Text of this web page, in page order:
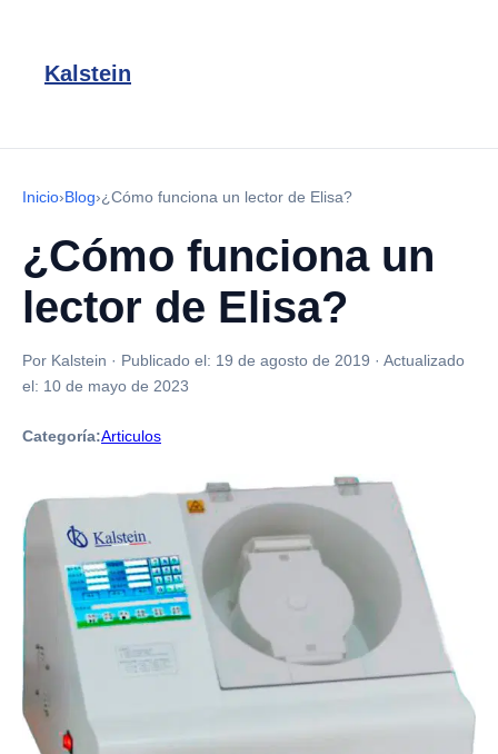
Kalstein
Inicio›Blog›¿Cómo funciona un lector de Elisa?
¿Cómo funciona un
lector de Elisa?
Por Kalstein · Publicado el: 19 de agosto de 2019 · Actualizado
el: 10 de mayo de 2023
Categoría:Articulos